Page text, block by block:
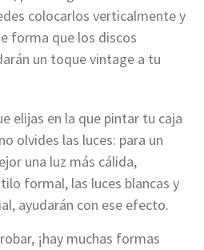
colocarlos verticalmente y
forma que los discos
un toque vintage a tu
elijas en la que pintar tu caja
olvides las luces: para un
una luz más cálida,
formal, las luces blancas y
ayudarán con ese efecto.
¡hay muchas formas